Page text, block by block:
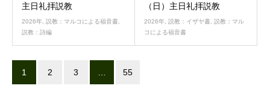
主日礼拝説教
2026年 説教：マルコによる福音書
説教：詩編
（日）主日礼拝説教
2026年 説教：イザヤ書 説教：マル
コによる福音書
1 2 3 55